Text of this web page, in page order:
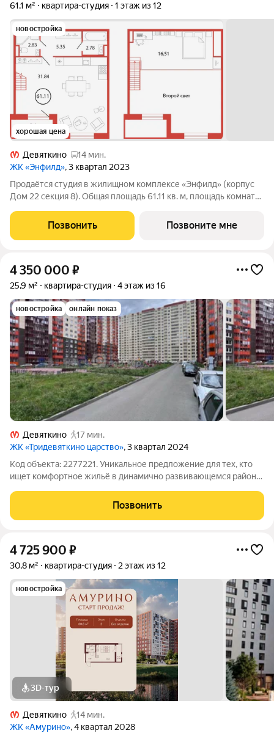
61,1 м²
квартира-студия 1 этаж из 12
новостройка
хорошая цена
Девяткино
14 мин.
ЖК «Энфилд», 3 квартал 2023
Продаётся студия в жилищном комплексе «Энфилд» (корпус
Дом 22 секция 8). Общая площадь 61.11 кв. м, площадь комнат
расположена на 1 этаже 12 этажного дома. Корпус сдан.
Современный жилой квартал
Позвонить Позвоните мне
4 350 000 ₽
25,9 м² квартира-студия 4 этаж из 16
новостройка онлайн показ
Девяткино
17 мин.
ЖК «Тридевяткино царство», 3 квартал 2024
Код объекта: 2277221. Уникальное предложение для тех, кто
ищет комфортное жильё в динамично развивающемся районе!
Лаврики, 78к1. Квартира расположена на 4 этаже 16-этажного
монолитного дома,
Позвонить
4 725 900 ₽
30,8 м² квартира-студия 2 этаж из 12
новостройка
3D-тур
Девяткино
14 мин.
ЖК «Амурино», 4 квартал 2028